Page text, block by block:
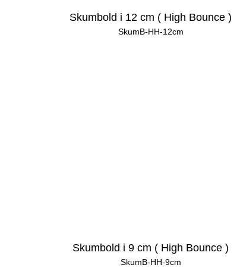
Skumbold i 12 cm ( High Bounce )
SkumB-HH-12cm
Skumbold i 9 cm ( High Bounce )
SkumB-HH-9cm